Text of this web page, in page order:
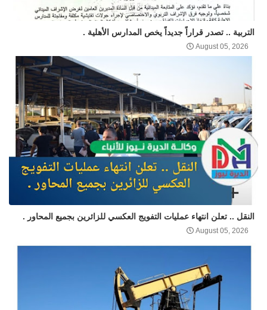
التربية .. تصدر قراراً جديداً يخص المدارس الأهلية .
August 05, 2026
النقل .. تعلن انتهاء عمليات التفويج العكسي للزائرين بجميع المحاور .
August 05, 2026